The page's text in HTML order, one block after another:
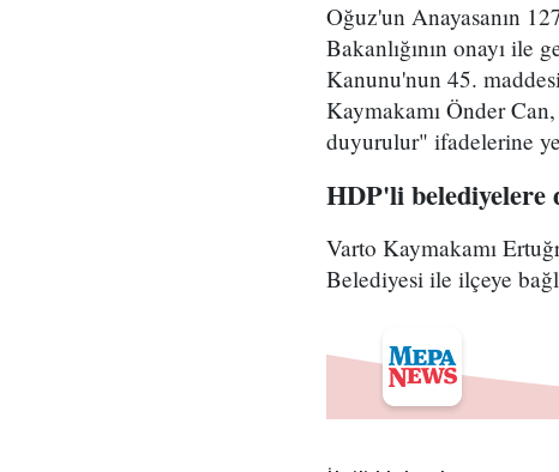
Oğuz'un Anayasanın
Bakanlığının onayı ile
Kanunu'nun 45.
Kaymakamı Önder
duyurulur" ifadelerine
HDP'li belediyelere
Varto Kaymakamı
Belediyesi ile ilçeye